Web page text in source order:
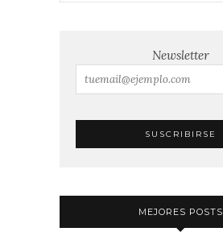
Newsletter
MEJORES POSTS